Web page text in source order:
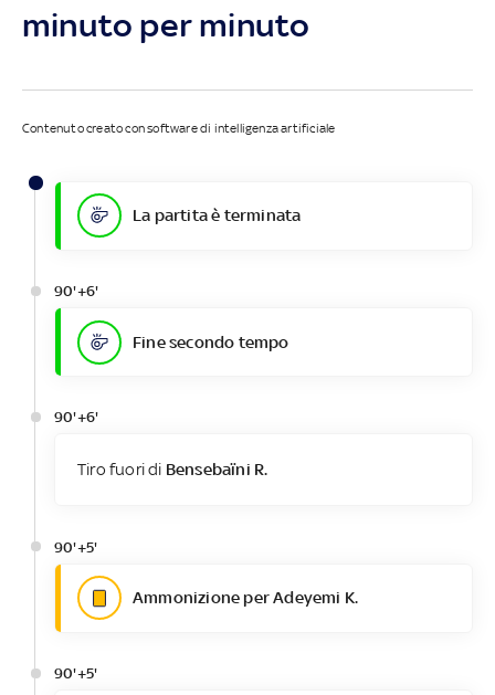
minuto per minuto
Contenuto creato con software di intelligenza artificiale
La partita è terminata
90'+6'
Fine secondo tempo
90'+6'
Tiro fuori di Bensebaïni R.
90'+5'
Ammonizione per Adeyemi K.
90'+5'